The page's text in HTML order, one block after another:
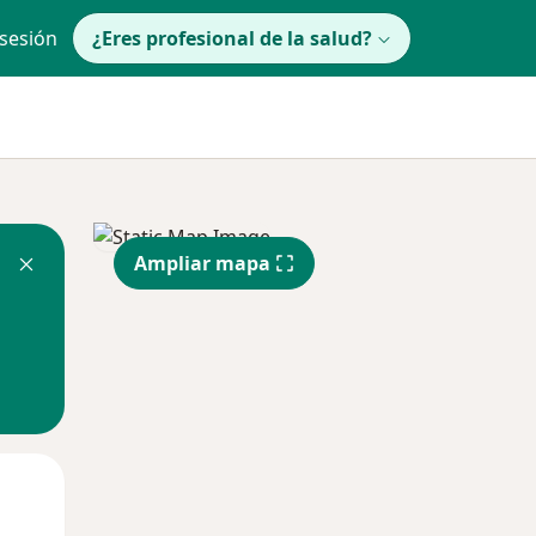
¿Eres profesional de la salud?
Ampliar mapa